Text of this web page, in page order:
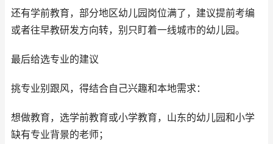
还有学前教育，部分地区幼儿园岗位满了，建议提前考编
或者往早教研发方向转，别只盯着一线城市的幼儿园。
最后给选专业的建议
挑专业别跟风，得结合自己兴趣和本地需求：
想做教育，选学前教育或小学教育，山东的幼儿园和小学
缺有专业背景的老师；